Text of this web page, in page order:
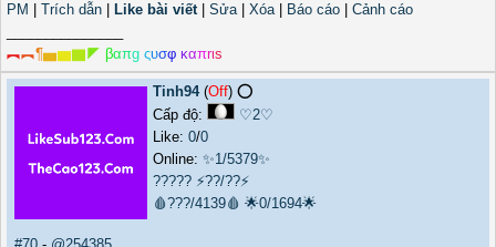
PM
Trích dẫn Like bài viết| Sửa| Xóa| Báo cáo
Cảnh cáo
︻︻¶▅▆▇◤ βαπg ςυσφ καπrιs
Tinh94(Off) ⭕️
Cấp độ:
♡2♡
Like: 0/0
Online: ✨1/5379✨
????? ⚡??/??⚡
🩸???/4139🩸 🌟0/1694🌟